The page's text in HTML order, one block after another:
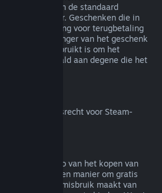
binnen de standaard
14 dagen/2 uur. Geschenken die in
in aanmerking voor terugbetaling
als de ontvanger van het geschenk
Saldo dat gebruikt is om het
terugbetaald aan degene die het
het herroepingsrecht voor Steam-
om het risico van het kopen van
- niet als een manier om gratis
ons lijkt dat je misbruik maakt van